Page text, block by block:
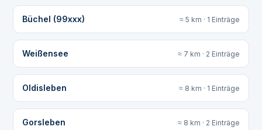
Büchel (99xxx) ≈ 5 km · 1 Einträge
Weißensee ≈ 7 km · 2 Einträge
Oldisleben ≈ 8 km · 1 Einträge
Gorsleben ≈ 8 km · 2 Einträge